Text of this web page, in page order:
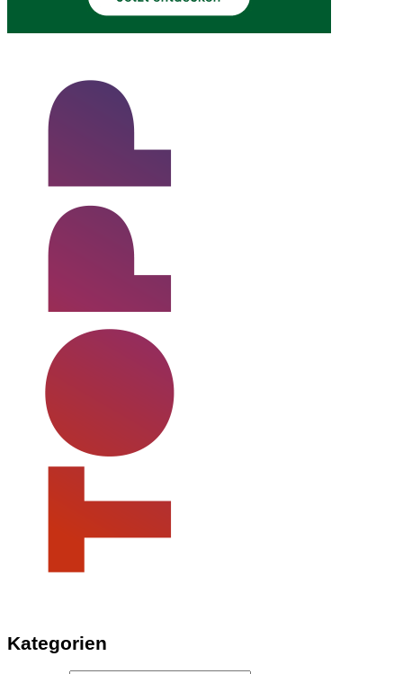
Kategorien